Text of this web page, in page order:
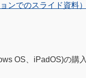
ンでのスライド資料）
OS、iPadOS)の購